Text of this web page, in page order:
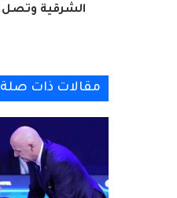
مقالات ذات صلة